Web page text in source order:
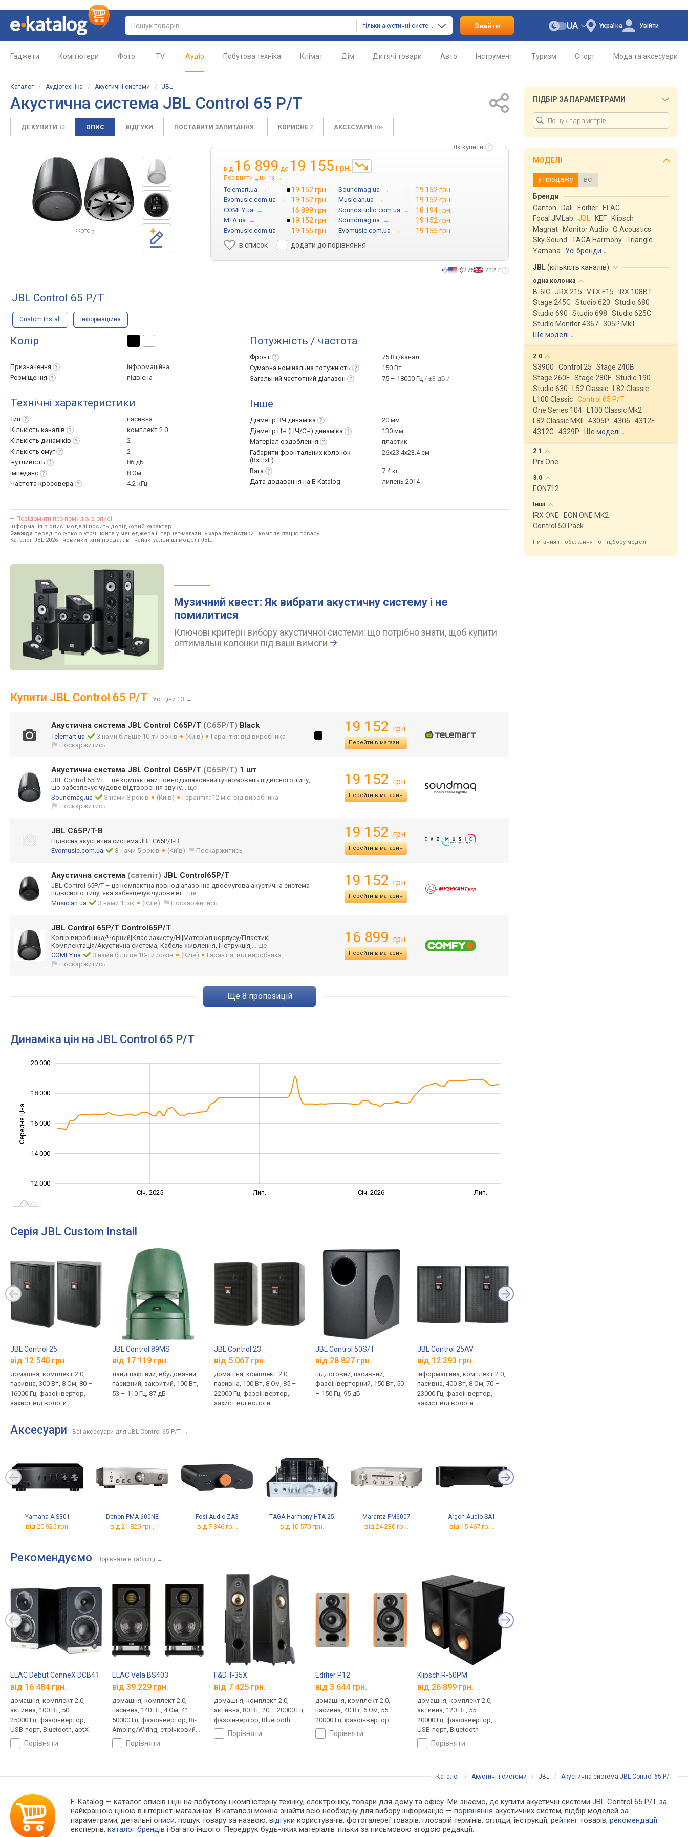
тільки акустичні системи Знайти Україна
UA Увійти
Гаджети Комп'ютери Фото TV Аудіо Побутова техніка Клімат Дім Дитячі товари Авто Інструмент Туризм Спорт Мода та аксесуари
Каталог / Аудіотехніка / Акустичні системи / JBL
Акустична система JBL Control 65 P/T
ДЕ КУПИТИ 13 ОПИС ВІДГУКИ ПОСТАВИТИ ЗАПИТАННЯ КОРИСНЕ 2 АКСЕСУАРИ 10+
Фото 3
Як купити
від 16 899 до 19 155 грн.
Порівняти ціни 13 →
Telemart.ua → 19 152 грн. Soundmag.ua → 19 152 грн.
Evomusic.com.ua → 19 152 грн. Musician.ua → 19 152 грн.
COMFY.ua → 16 899 грн. Soundstudio.com.ua → 18 194 грн.
MTA.ua → 19 152 грн. Soundmag.ua → 19 152 грн.
Evomusic.com.ua → 19 155 грн. Evomusic.com.ua →
19 155 грн.
в список
додати до порівняння
$275 212 £
JBL Control 65 P/T
Custom Install інформаційна
Колір
Призначення
інформаційна
Розміщення
підвісна
Технічні характеристики
Тип
пасивна
Кількість каналів
комплект 2.0
Кількість динаміків
2
Кількість смуг
2
Чутливість
86 дБ
Імпеданс
8 Ом
Частота кросовера 4.2 кГц
Потужність / частота
Фронт
75 Вт/канал
Сумарна номінальна потужність
150 Вт
Загальний частотний діапазон 75 – 18000 Гц / ±3 дБ /
Інше
Діаметр ВЧ динаміка
20 мм
Діаметр НЧ (НЧ/СЧ) динаміка
130 мм
Матеріал оздоблення
пластик
Габарити фронтальних колонок
(ВхШхГ)
26x23.4x23.4 см
Вага
7.4 кг
Дата додавання на E-Katalog
липень 2014
Повідомити про помилку в описі
Інформація в описі моделі носить довідковий характер.
Завжди перед покупкою уточнюйте у менеджера інтернет-магазину характеристики і комплектацію товару
Каталог JBL 2026 - новинки, хіти продажів і найактуальніші моделі JBL.
Музичний квест: Як вибрати акустичну систему і не
помилитися
Ключові критерії вибору акустичної системи: що потрібно знати, щоб купити
оптимальні колонки під ваші вимоги
Купити JBL Control 65 P/T Усі ціни 13 →
Акустична система JBL Control C65P/T (C65P/T) Black
Telemart.ua З нами більше 10-ти років (Київ)
Гарантія: від виробника
Поскаржитись
19 152 грн.
Перейти в магазин
Акустична система JBL Control C65P/T (C65P/T) 1 шт
JBL Control 65P/T – це компактний повнодіапазонний гучномовець підвісного типу,
що забезпечує чудове відтворення звуку... ще
Soundmag.ua
З нами 8 років (Київ)
Гарантія: 12 міс. від виробника
Поскаржитись
19 152 грн.
Перейти в магазин
JBL C65P/T-B
Підвісна акустична система JBL C65P/T-B
Evomusic.com.ua
З нами 5 років (Київ) Поскаржитись
19 152 грн.
Перейти в магазин
Акустична система (сателіт) JBL Control65P/T
JBL Control 65P/T – це компактна повнодіапазонна двосмугова акустична система
підвісного типу, яка забезпечує чудове ві... ще
Musician.ua
З нами 1 рік (Київ) Поскаржитись
19 152 грн.
Перейти в магазин
JBL Control 65P/T Control65P/T
Колір виробника/Чорний|Клас захисту/Ні|Матеріал корпусу/Пластик|
Комплектація/Акустична система, Кабель живлення, Інструкція,... ще
COMFY.ua
З нами більше 10-ти років (Київ)
Гарантія: від виробника
Поскаржитись
16 899 грн.
Перейти в магазин
ще 8 пропозицій
Динаміка цін на JBL Control 65 P/T
Середня ціна 13 000
12 000
14 000
16 000
18 000
20 000
Січ. 2025 Лип. Січ. 2026 Лип.
Серія JBL Custom Install
JBL Control 25
від 12 540 грн.
домашня, комплект 2.0,
пасивна, 300 Вт, 8 Ом, 80 –
16000 Гц, фазоінвертор,
захист від вологи
JBL Control 89MS
від 17 119 грн.
ландшафтний, вбудований,
пасивний, закритий, 100 Вт,
53 – 110 Гц, 87 дБ
JBL Control 23
від 5 067 грн.
домашня, комплект 2.0,
пасивна, 100 Вт, 8 Ом, 85 –
22000 Гц, фазоінвертор,
захист від вологи
JBL Control 50S/T
від 28 827 грн.
підлоговий, пасивний,
фазоінверторний, 150 Вт, 50
– 150 Гц, 95 дБ
JBL Control 25AV
від 12 393 грн.
інформаційна, комплект 2.0,
пасивна, 400 Вт, 8 Ом, 70 –
23000 Гц, фазоінвертор,
захист від вологи
Аксесуари Всі аксесуари для JBL Control 65 P/T →
Yamaha A-S301
від 20 925 грн.
Denon PMA-600NE
від 21 820 грн.
Fosi Audio ZA3
від 7 346 грн.
TAGA Harmony HTA-25
від 10 570 грн.
Marantz PM6007
від 24 230 грн.
Argon Audio SA1
від 15 467 грн.
Рекомендуємо Порівняти в таблиці →
ELAC Debut ConneX DCB41
від 16 484 грн.
домашня, комплект 2.0,
активна, 100 Вт, 50 –
25000 Гц, фазоінвертор,
USB-порт, Bluetooth, aptX
порівняти
ELAC Vela BS403
від 39 229 грн.
домашня, комплект 2.0,
пасивна, 140 Вт, 4 Ом, 41 –
50000 Гц, фазоінвертор, Bi-
Amping/Wiring, стрічковий
випромінювач
порівняти
F&D T-35X
від 7 425 грн.
домашня, комплект 2.0,
активна, 80 Вт, 20 – 20000 Гц,
фазоінвертор, Bluetooth
порівняти
Edifier P12
від 3 644 грн.
домашня, комплект 2.0,
пасивна, 40 Вт, 6 Ом, 55 –
20000 Гц, фазоінвертор
порівняти
Klipsch R-50PM
від 26 899 грн.
домашня, комплект 2.0,
активна, 120 Вт, 55 –
20000 Гц, фазоінвертор,
USB-порт, Bluetooth
порівняти
ПІДБІР ЗА ПАРАМЕТРАМИ
МОДЕЛІ
у продажу всі
Бренди
Canton
Dali Edifier
ELAC
Focal JMLab
JBL KEF
Klipsch
Magnat
Monitor Audio
Q Acoustics
Sky Sound
TAGA Harmony Triangle
Yamaha
Усі бренди
JBL(кількість каналів)
одна колонка
B-6IC JRX 215 VTX F15
IRX 108BT
Stage 245C Studio 620
Studio 680
Studio 690
Studio 698
Studio 625C
Studio Monitor 4367 305P MkII
Ще моделі ↓
2.0
S3900 Control 25
Stage 240B
Stage 260F Stage 280F Studio 190
Studio 630
L52 Classic
L82 Classic
L100 Classic Control 65 P/T
One Series 104
L100 Classic Mk2
L82 Classic MKII
4305P 4306
4312E
4312G
4329P Ще моделі ↓
2.1
Prx One
3.0
EON712
Інші
IRX ONE
EON ONE MK2
Control 50 Pack
Питання і побажання по підбору моделі →
Каталог / Акустичні системи / JBL / Акустична система JBL Control 65 P/T
E-Katalog — каталог описів і цін на побутову і комп'ютерну техніку, електроніку, товари для дому та офісу. Ми знаємо, де купити акустичні системи JBL Control 65 P/T за
найкращою ціною в інтернет-магазинах. В каталозі можна знайти всю необхідну для вибору інформацію —порівняння акустичних систем, підбір моделей за
параметрами, детальніописи, пошук товару за назвою,відгуки користувачів, фотогалереї товарів, глосарій термінів, огляди, інструкції,рейтинг товарів,рекомендації
експертів,каталог брендів і багато іншого. Передрук будь-яких матеріалів тільки за письмовою згодою редакції.